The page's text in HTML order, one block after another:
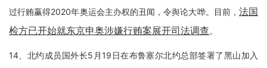
过行贿赢得2020年奥运会主办权的丑闻，令舆论大哗。目前， 法国
检方已开始就东京申奥涉嫌行贿案展开司法调查。
14、北约成员国外长5月19日在布鲁塞尔北约总部签署了黑山加入